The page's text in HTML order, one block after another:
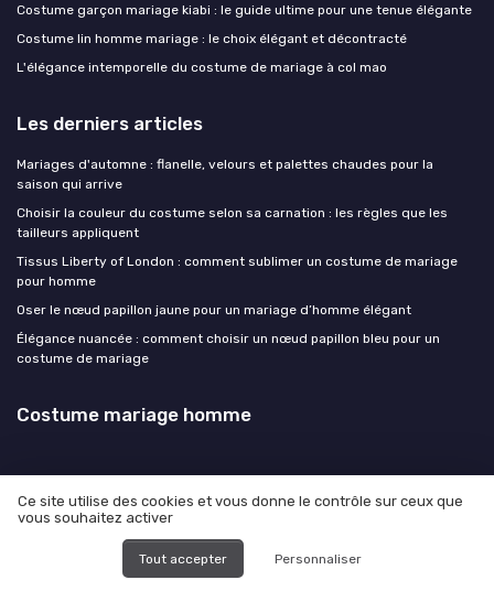
Costume garçon mariage kiabi : le guide ultime pour une tenue élégante
Costume lin homme mariage : le choix élégant et décontracté
L'élégance intemporelle du costume de mariage à col mao
Les derniers articles
Mariages d'automne : flanelle, velours et palettes chaudes pour la
saison qui arrive
Choisir la couleur du costume selon sa carnation : les règles que les
tailleurs appliquent
Tissus Liberty of London : comment sublimer un costume de mariage
pour homme
Oser le nœud papillon jaune pour un mariage d’homme élégant
Élégance nuancée : comment choisir un nœud papillon bleu pour un
costume de mariage
Costume mariage homme
Mentions légales
© Costume mariage homme 2026
Ce site utilise des cookies et vous donne le contrôle sur ceux que
vous souhaitez activer
Tout accepter Personnaliser